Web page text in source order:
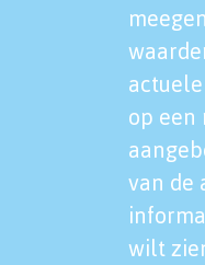
op een
van de
wilt